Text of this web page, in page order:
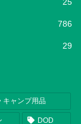
786
29
キャンプ用品
DOD